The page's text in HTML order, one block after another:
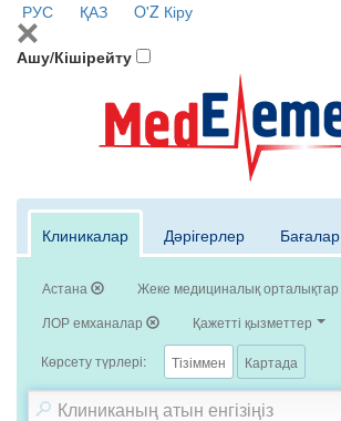
РУС ҚАЗ O'Z Кіру
Ашу/Кішірейту
Клиникалар Дәрігерлер Бағалар
Астана
Жеке медициналық орталықтар
ЛОР емханалар
Қажетті қызметтер
Көрсету түрлері: Тізіммен Картада